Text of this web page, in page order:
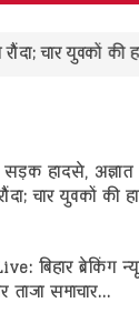
की हालत नाजुक
हादसे, अज्ञात
चार युवकों की
बिहार ब्रेकिंग
समाचार...